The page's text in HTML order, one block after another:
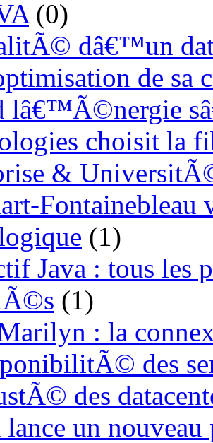
(0)
dâ€™un
de sa
lâ€™Ã©nergie
choisit la
&
Fontainebleau
(1)
Java : tous les
(1)
: la
des
des
lance un nouveau